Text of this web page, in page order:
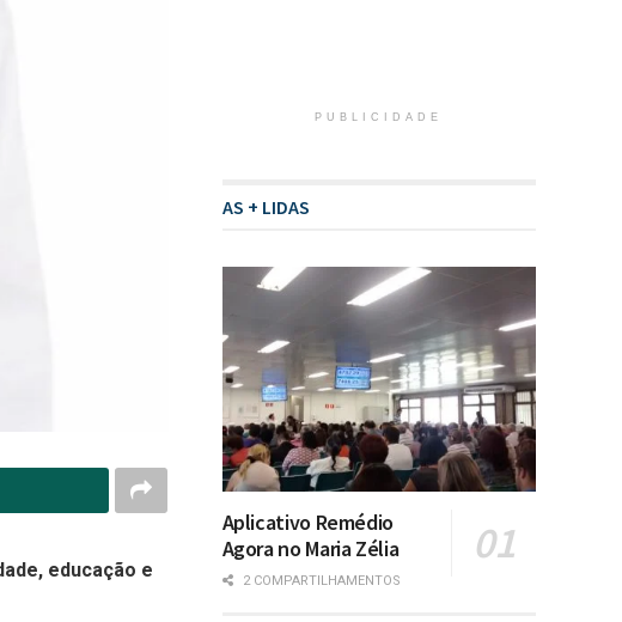
educação e
PUBLICIDADE
AS + LIDAS
Aplicativo Remédio
Agora no Maria Zélia
2 COMPARTILHAMENTOS